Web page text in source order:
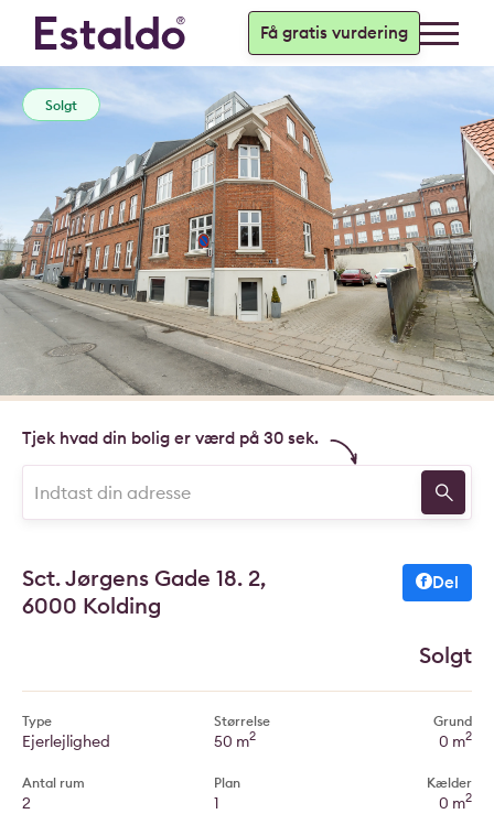
Få gratis vurdering
Solgt
Tjek hvad din bolig er værd på 30 sek.
Sct. Jørgens Gade 18. 2,
6000 Kolding
Del
Solgt
Type
Ejerlejlighed
Antal rum
2
Størrelse
50 m2
Plan
1
Grund
0 m2
Kælder
0 m2